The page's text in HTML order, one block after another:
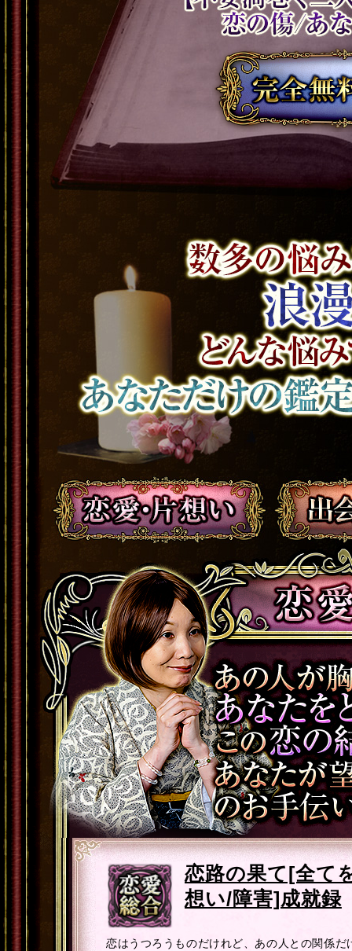
恋路の果て[全て
想い/障害]成就録
恋はうつろうものだけれど、あの人との関係